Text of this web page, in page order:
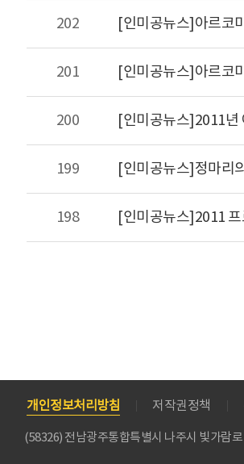
202 [인미공뉴스]아르코
201 [인미공뉴스]아르코
200 [인미공뉴스]2011년
199 [인미공뉴스]정마리
198 [인미공뉴스]2011
개인정보처리방침 저작권정책
(58326) 전남광주통합특별시 나주시 빛가람